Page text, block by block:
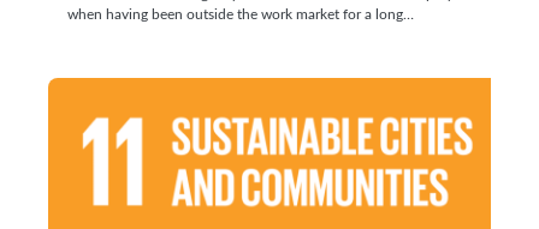
when having been outside the work market for a long…